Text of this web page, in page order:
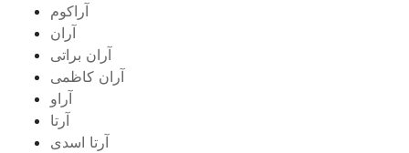
آراکوم
آران
آران براتی
آران کاظمی
آراو
آرتا
آرتا اسدی